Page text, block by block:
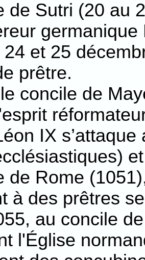
de Sutri (20 au
24 et 25
prêtre.
concile de
IX
de Rome
à des prêtres
au concile
l'Église